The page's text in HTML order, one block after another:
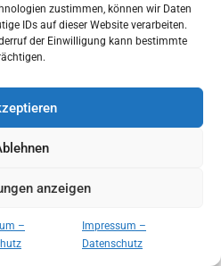
zustimmen, können wir Daten
IDs auf dieser Website verarbeiten.
der Einwilligung kann bestimmte
anzeigen
–
Impressum –
Datenschutz
Auch Aufwendungen
wie etwa
abzugsfähig.
Gesetz ausdrücklich